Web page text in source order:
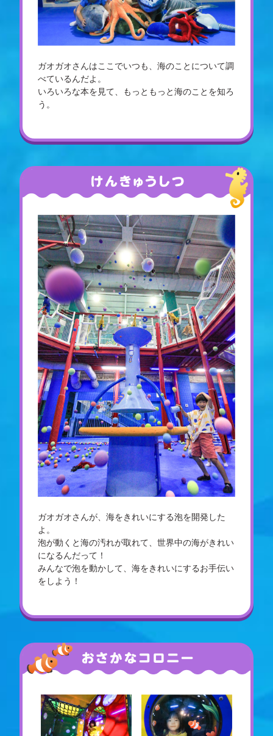
ガオガオさんはここでいつも、海のことについて調
べているんだよ。
いろいろな本を見て、もっともっと海のことを知ろ
う。
ガオガオさんが、海をきれいにする泡を開発した
よ。
泡が動くと海の汚れが取れて、世界中の海がきれい
になるんだって！
みんなで泡を動かして、海をきれいにするお手伝い
をしよう！